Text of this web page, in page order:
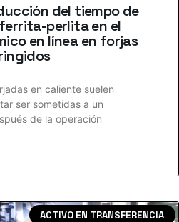
del tiempo de
perlita en el
en línea en forjas
en caliente suelen
ser sometidas a un
de la operación
ACTIVO EN TRANSFERENCIA